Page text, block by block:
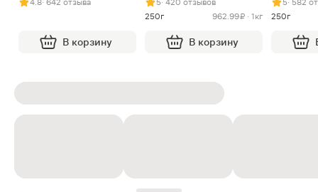
В корзину
250г
962.99 ₽ · 1кг
В корзину
250г